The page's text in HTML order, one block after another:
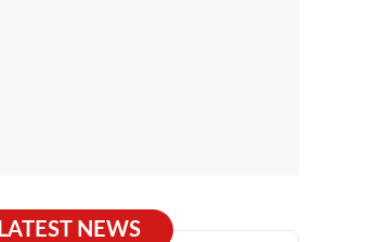
LATEST NEWS